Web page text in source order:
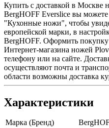
Купить с доставкой в
BergHOFF Everslice вы можете
"Кухонные ножи", чтобы
европейской марки, в
BergHOFF. Оформить
Интернет-магазина ножей
телефону или на сайте.
осуществляют почта и
области возможны доставка
Характеристики
Марка (Бренд)